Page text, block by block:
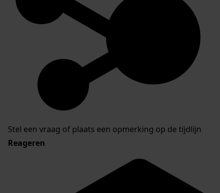
Stel een vraag of plaats een opmerking op de tijdlijn
Reageren